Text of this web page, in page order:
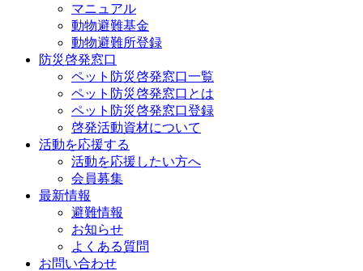
マニュアル
動物避難基金
動物避難所登録
防災啓発窓口
ペット防災啓発窓口一覧
ペット防災啓発窓口とは
ペット防災啓発窓口登録
啓発活動資材について
活動を応援する
活動を応援したい方へ
会員募集
最新情報
避難情報
お知らせ
よくある質問
お問い合わせ